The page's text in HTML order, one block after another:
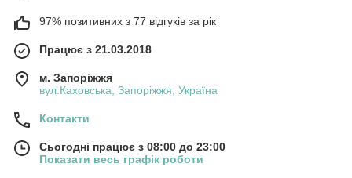
97% позитивних з 77 відгуків за рік
Працює з 21.03.2018
м. Запоріжжя
вул.Каховська, Запоріжжя, Україна
Контакти
Сьогодні працює з 08:00 до 23:00
Показати весь графік роботи